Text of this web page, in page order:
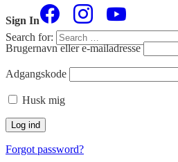
Search for:
Sign In
Brugernavn eller e-mailadresse
Adgangskode
Husk mig
Forgot password?